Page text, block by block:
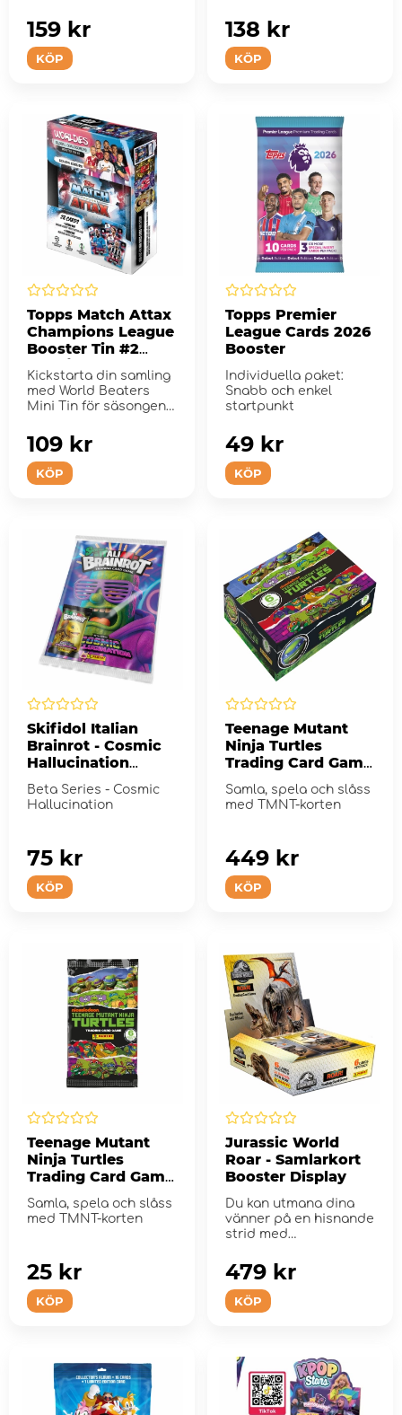
KÖP
159 kr
KÖP
138 kr
Topps Match Attax
Champions League
Booster Tin #2
Kickstarta din samling
med World Beaters
Mini Tin för säsongen
KÖP
109 kr
Topps Premier
League Cards 2026
Booster
Individuella paket:
Snabb och enkel
startpunkt
KÖP
49 kr
Skifidol Italian
Brainrot - Cosmic
Hallucination
Starter Pack
Beta Series - Cosmic
Hallucination
KÖP
75 kr
Teenage Mutant
Ninja Turtles
Trading Card Game
Booster Display
Samla, spela och slåss
med TMNT-korten
KÖP
449 kr
Teenage Mutant
Ninja Turtles
Trading Card Game
Booster Pack
Samla, spela och slåss
med TMNT-korten
KÖP
25 kr
Jurassic World
Roar - Samlarkort
Booster Display
Du kan utmana dina
vänner på en hisnande
strid med
KÖP
479 kr